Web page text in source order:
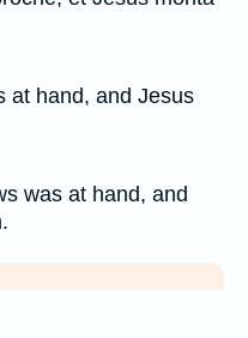
at hand, and Jesus
was at hand, and